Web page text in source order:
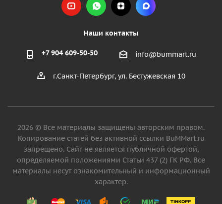
Наши контакты
+7 904 609-50-50 info@bummart.ru
г.Санкт-Петербург, ул. Бестужевская 10
2026 © Все материалы защищены авторским правом.
Копирование статей без активной ссылки BuMMart.ru
запрещено. Сайт не является публичной офертой,
определяемой положениями Статьи 437 (2) ГК РФ. Все
материалы несут ознакомительный и информационный
характер.